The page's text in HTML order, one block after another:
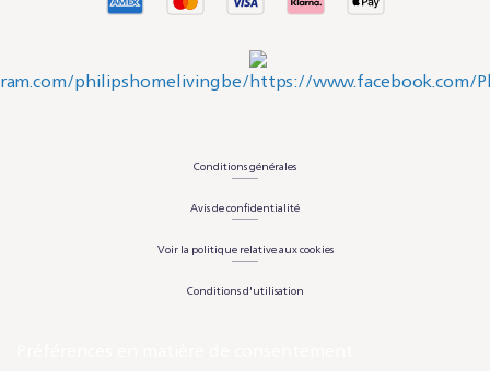
Conditions générales
Avis de confidentialité
Voir la politique relative aux cookies
Conditions d'utilisation